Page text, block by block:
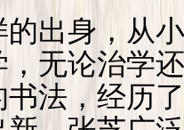
身，从小
无论治学
法，经历